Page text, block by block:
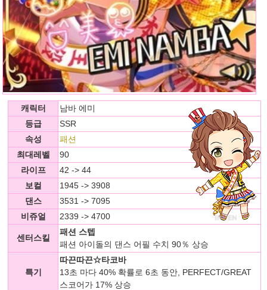
캐릭터
남바 에미
등급
SSR
속성
패션
최대레벨
90
라이프
42 -> 44
보컬
1945 -> 3908
댄스
3531 -> 7095
비쥬얼
2339 -> 4700
센터스킬
패션 스텝
패션 아이돌의 댄스 어필 수치 90％ 상승
특기
따끈따끈☆타코바
13초 마다 40% 확률로 6초 동안, PERFECT/GREAT
스코어가 17% 상승